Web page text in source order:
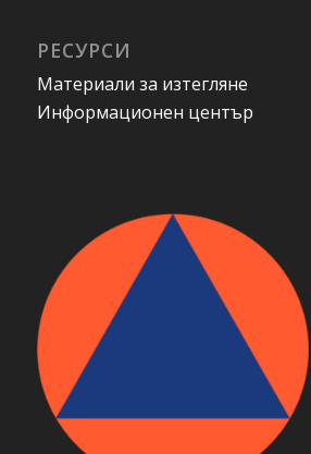
РЕСУРСИ
Материали за изтегляне
Информационен център